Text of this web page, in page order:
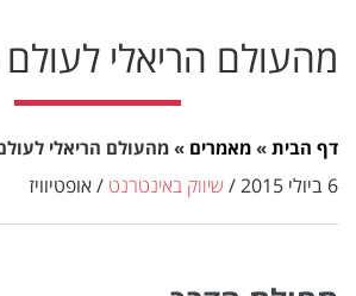
מהעולם הריאלי לעולם
דף הבית» מאמרים» מהעולם הריאלי לעולם
/ שיווק באינטרנט / אופטיוויז